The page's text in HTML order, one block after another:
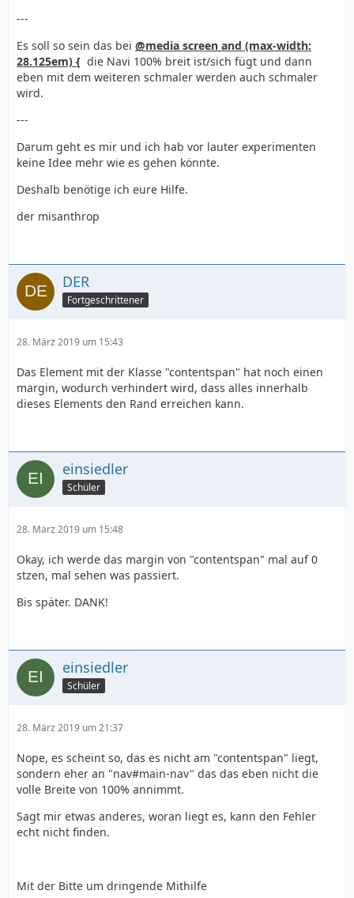
---
Es soll so sein das bei @media screen and (max-width:
28.125em) { die Navi 100% breit ist/sich fügt und dann
eben mit dem weiteren schmaler werden auch schmaler
wird.
---
Darum geht es mir und ich hab vor lauter experimenten
keine Idee mehr wie es gehen könnte.
Deshalb benötige ich eure Hilfe.
der misanthrop
DER
Fortgeschrittener
28. März 2019 um 15:43
Das Element mit der Klasse "contentspan" hat noch einen
margin, wodurch verhindert wird, dass alles innerhalb
dieses Elements den Rand erreichen kann.
einsiedler
Schüler
28. März 2019 um 15:48
Okay, ich werde das margin von "contentspan" mal auf 0
stzen, mal sehen was passiert.
Bis später. DANK!
einsiedler
Schüler
28. März 2019 um 21:37
Nope, es scheint so, das es nicht am "contentspan" liegt,
sondern eher an "nav#main-nav" das das eben nicht die
volle Breite von 100% annimmt.
Sagt mir etwas anderes, woran liegt es, kann den Fehler
echt nicht finden.
Mit der Bitte um dringende Mithilfe